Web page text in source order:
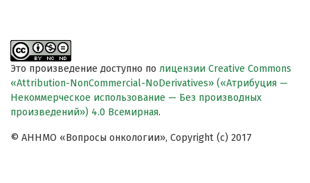
Это произведение доступно по лицензии Creative Commons
«Attribution-NonCommercial-NoDerivatives» («Атрибуция —
Некоммерческое использование — Без производных
произведений») 4.0 Всемирная.
© АННМО «Вопросы онкологии», Copyright (c) 2017